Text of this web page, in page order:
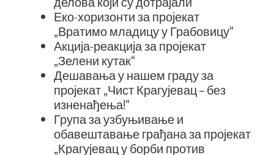
Еко-хоризонти за пројекат
„Вратимо младицу у Грабовицу“
Акција-реакција за пројекат
„Зелени кутак“
Дешавања у нашем граду за
пројекат „Чист Крагујевац – без
изненађења!“
Група за узбуњивање и
обавештавање грађана за пројекат
„Крагујевац у борби против